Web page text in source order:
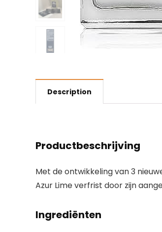
Description
Productbeschrijving
Met de ontwikkeling van 3
Azur Lime verfrist door zijn
Ingrediënten